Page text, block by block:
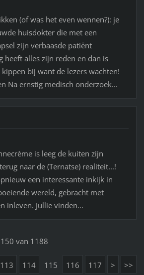
(of was het even wennen?): je
huisdokter die met een
zijn verbaasde patiënt
heeft alles zijn reden en dan is
bij want de lezers wachten!
Na ernstig medisch onderzoek...
is leeg de kuiten zijn
naar de (Ternatse) realiteit...!
een interessante inkijk in
wereld, gebracht met
inleven. Jullie vinden...
van 1188
113 114 115 116 117 > >>